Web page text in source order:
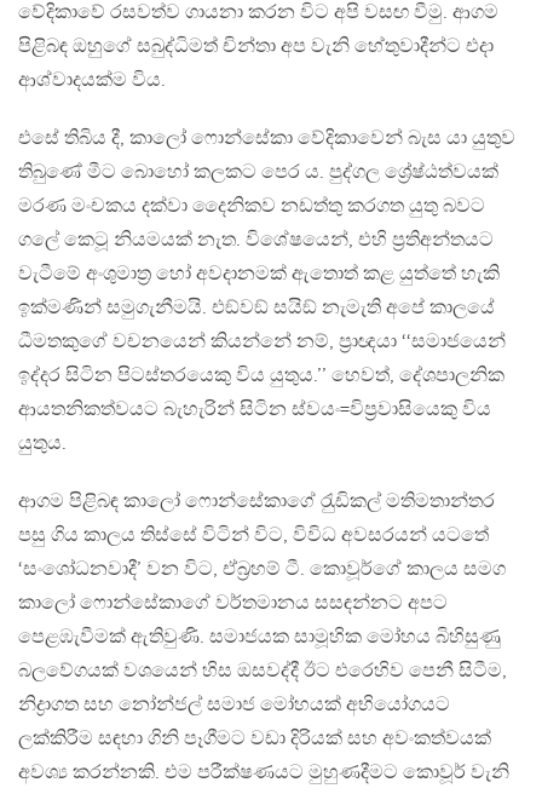
වේදිකාවේ රසවත්ව ගායනා කරන විට අපි වසඟ වීමු. ආගම
පිළිබඳ ඔහුගේ සබුද්ධිමත් චින්තා අප වැනි හේතුවාදීන්ට එදා
ආශ්වාදයක්ම විය.
එසේ තිබිය දී, කාලෝ ෆොන්සේකා වේදිකාවෙන් බැස යා යුතුව
තිබුණේ මීට බොහෝ කලකට පෙර ය. පුද්ගල ශ්‍රේෂ්ඨත්වයක්
මරණ මංචකය දක්වා දෛනිකව නඩත්තු කරගත යුතු බවට
ගලේ කෙටූ නියමයක් නැත. විශේෂයෙන්, එහි ප‍්‍රතිඅන්තයට
වැටීමේ අංශුමාත‍්‍ර හෝ අවදානමක් ඇතොත් කළ යුත්තේ හැකි
ඉක්මණින් සමුගැනීමයි. එඞ්වඞ් සයිඞ් නැමැති අපේ කාලයේ
ධීමතකුගේ වචනයෙන් කියන්නේ නම්, ප‍්‍රාඥයා ‘‘සමාජයෙන්
ඉද්දර සිටින පිටස්තරයෙකු විය යුතුය.’’ හෙවත්, දේශපාලනික
ආයතනිකත්වයට බැහැරින් සිටින ස්වයං=විප‍්‍රවාසියෙකු විය
යුතුය.
ආගම පිළිබඳ කාලෝ ෆොන්සේකාගේ රැුඩිකල් මතිමතාන්තර
පසු ගිය කාලය තිස්සේ විටින් විට, විවිධ අවසරයන් යටතේ
‘සංශෝධනවාදී’ වන විට, ඒබ‍්‍රහම් ටී. කොවූර්ගේ කාලය සමග
කාලෝ ෆොන්සේකාගේ වර්තමානය සසඳන්නට අපට
පෙළඹැවීමක් ඇතිවුණි. සමාජයක සාමූහික මෝහය බිහිසුණු
බලවේගයක් වශයෙන් හිස ඔසවද්දී ඊට එරෙහිව පෙනී සිටීම,
නිද්‍රාගත සහ නෝන්ජල් සමාජ මෝහයක් අභියෝගයට
ලක්කිරීම සඳහා ගිනි පෑගීමට වඩා දිරියක් සහ අවංකත්වයක්
අවශ්‍ය කරන්නකි. එම පරීක්ෂණයට මුහුණදීමට කොවූර් වැනි